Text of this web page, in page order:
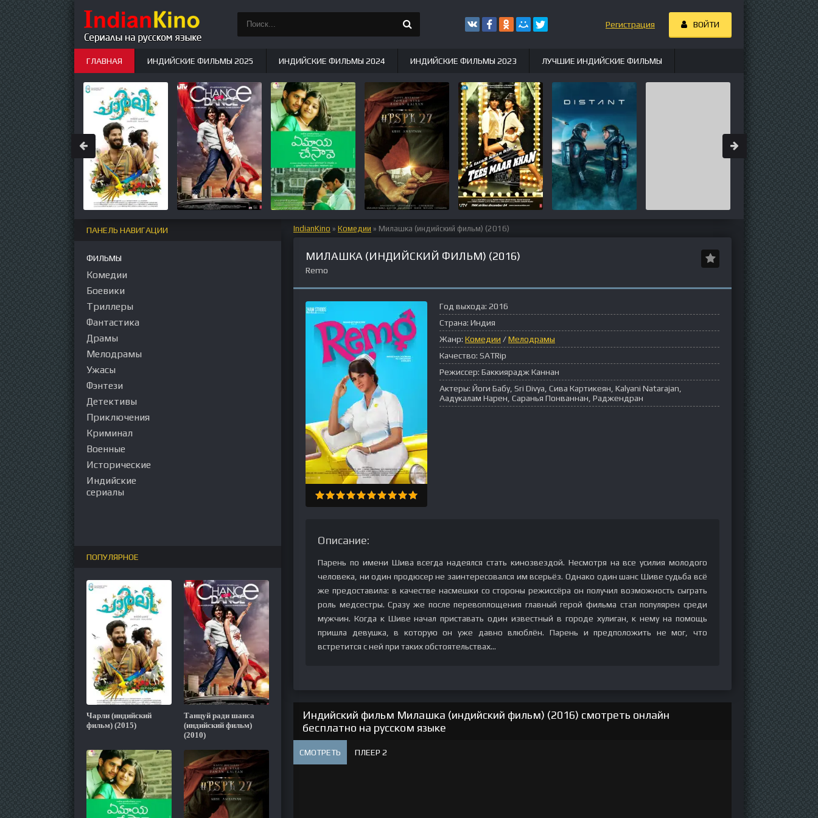
IndianKino » Комедии » Милашка (индийский фильм) (2016)
МИЛАШКА (ИНДИЙСКИЙ ФИЛЬМ) (2016)
Remo
Год выхода: 2016
Страна: Индия
Жанр: Комедии /Мелодрамы
Качество: SATRip
Режиссер: Баккиярадж Каннан
Актеры: Йоги Бабу, Sri Divya, Сива Картикеян, Kalyani Natarajan,
Аадукалам Нарен, Саранья Понваннан, Раджендран
Описание:
Парень по имени Шива всегда надеялся стать кинозвездой. Несмотря на все усилия молодого
человека, ни один продюсер не заинтересовался им всерьёз. Однако один шанс Шиве судьба всё
же предоставила: в качестве насмешки со стороны режиссёра он получил возможность сыграть
роль медсестры. Сразу же после перевоплощения главный герой фильма стал популярен среди
мужчин. Когда к Шиве начал приставать один известный в городе хулиган, к нему на помощь
пришла девушка, в которую он уже давно влюблён. Парень и предположить не мог, что
встретится с ней при таких обстоятельствах…
Индийский фильм Милашка (индийский фильм) (2016) смотреть онлайн
бесплатно на русском языке
СМОТРЕТЬ ПЛЕЕР 2
ПАНЕЛЬ НАВИГАЦИИ
ФИЛЬМЫ
Комедии
Боевики
Триллеры
Фантастика
Драмы
Мелодрамы
Ужасы
Фэнтези
Детективы
Приключения
Криминал
Военные
Исторические
Индийские
сериалы
ПОПУЛЯРНОЕ
Чарли (индийский
фильм) (2015)
Танцуй ради шанса
(индийский фильм)
(2010)
Регистрация ВОЙТИ
ГЛАВНАЯ ИНДИЙСКИЕ ФИЛЬМЫ 2025 ИНДИЙСКИЕ ФИЛЬМЫ 2024 ИНДИЙСКИЕ ФИЛЬМЫ 2023 ЛУЧШИЕ ИНДИЙСКИЕ ФИЛЬМЫ
ИНДИЙСКИЕ СЕРИАЛЫ НОВЫЕ